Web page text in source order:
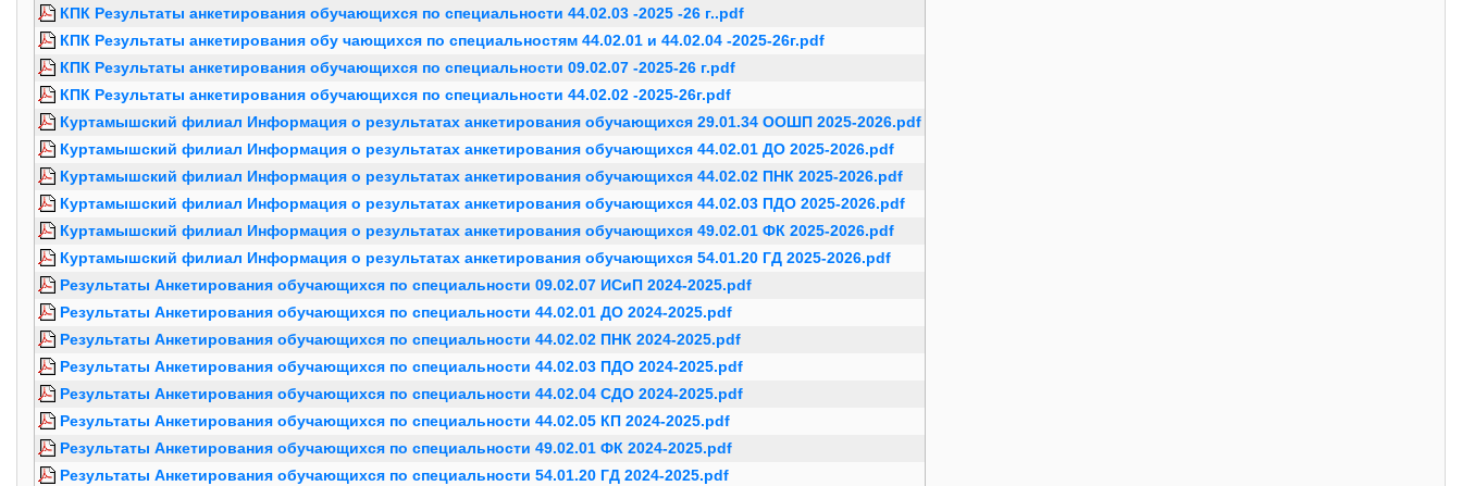
КПК Результаты анкетирования обучающихся по специальности 44.02.03 -2025 -26 г..pdf
КПК Результаты анкетирования обу чающихся по специальностям 44.02.01 и 44.02.04 -2025-26г.pdf
КПК Результаты анкетирования обучающихся по специальности 09.02.07 -2025-26 г.pdf
КПК Результаты анкетирования обучающихся по специальности 44.02.02 -2025-26г.pdf
Куртамышский филиал Информация о результатах анкетирования обучающихся 29.01.34 ООШП 2025-2026.pdf
Куртамышский филиал Информация о результатах анкетирования обучающихся 44.02.01 ДО 2025-2026.pdf
Куртамышский филиал Информация о результатах анкетирования обучающихся 44.02.02 ПНК 2025-2026.pdf
Куртамышский филиал Информация о результатах анкетирования обучающихся 44.02.03 ПДО 2025-2026.pdf
Куртамышский филиал Информация о результатах анкетирования обучающихся 49.02.01 ФК 2025-2026.pdf
Куртамышский филиал Информация о результатах анкетирования обучающихся 54.01.20 ГД 2025-2026.pdf
Результаты Анкетирования обучающихся по специальности 09.02.07 ИСиП 2024-2025.pdf
Результаты Анкетирования обучающихся по специальности 44.02.01 ДО 2024-2025.pdf
Результаты Анкетирования обучающихся по специальности 44.02.02 ПНК 2024-2025.pdf
Результаты Анкетирования обучающихся по специальности 44.02.03 ПДО 2024-2025.pdf
Результаты Анкетирования обучающихся по специальности 44.02.04 СДО 2024-2025.pdf
Результаты Анкетирования обучающихся по специальности 44.02.05 КП 2024-2025.pdf
Результаты Анкетирования обучающихся по специальности 49.02.01 ФК 2024-2025.pdf
Результаты Анкетирования обучающихся по специальности 54.01.20 ГД 2024-2025.pdf